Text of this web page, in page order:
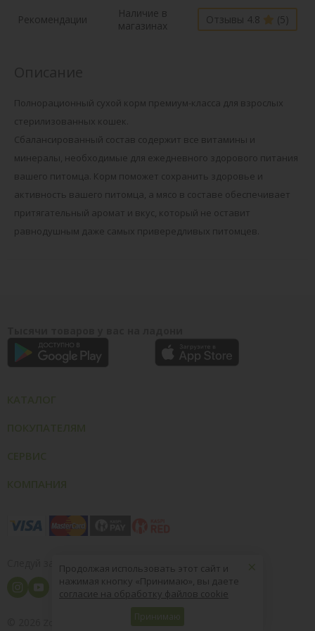
Рекомендации
Наличие в
магазинах
Отзывы 4.8 (5)
Полнорационный сухой корм премиум-класса для взрослых
стерилизованных кошек.
Сбалансированный состав содержит все витамины и
минералы, необходимые для ежедневного здорового питания
вашего питомца. Корм поможет сохранить здоровье и
активность вашего питомца, а мясо в составе обеспечивает
притягательный аромат и вкус, который не оставит
равнодушным даже самых привередливых питомцев.
Следуй за нами
8 (800) 004-09-40
×
Продолжая использовать этот сайт и
нажимая кнопку «Принимаю», вы даете
согласие на обработку файлов cookie
Принимаю